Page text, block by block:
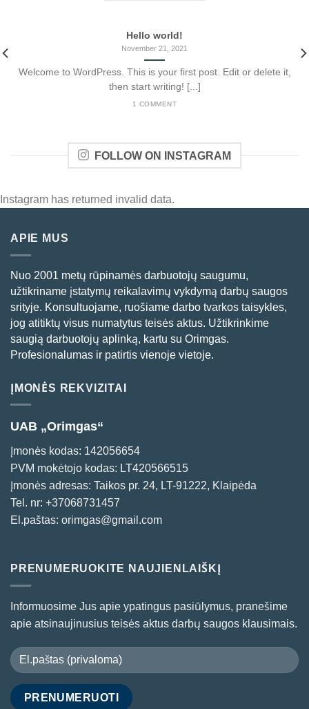
Hello world!
November 21, 2021
Welcome to WordPress. This is your first post. Edit or delete it,
then start writing! [...]
1 COMMENT
FOLLOW ON INSTAGRAM
Instagram has returned invalid data.
APIE MUS
Nuo 2001 metų rūpinamės darbuotojų saugumu,
užtikriname įstatymų reikalavimų vykdymą darbų saugos
srityje. Konsultuojame, ruošiame darbo tvarkos taisykles,
jog atitiktų visus numatytus teisės aktus. Užtikrinkime
saugią darbuotojų aplinką, kartu su Orimgas.
Profesionalumas ir patirtis vienoje vietoje.
ĮMONĖS REKVIZITAI
UAB „Orimgas“
Įmonės kodas: 142056654
PVM mokėtojo kodas: LT420566515
Įmonės adresas: Taikos pr. 24, LT-91222, Klaipėda
Tel. nr: +37068731457
El.paštas: orimgas@gmail.com
PRENUMERUOKITE NAUJIENLAIŠKĮ
Informuosime Jus apie ypatingus pasiūlymus, pranešime
apie atsinaujinusius teisės aktus darbų saugos klausimais.